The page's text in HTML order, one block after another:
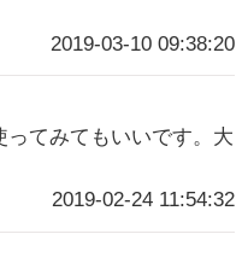
2019-03-10 09:38:20
てみてもいいです。大
2019-02-24 11:54:32